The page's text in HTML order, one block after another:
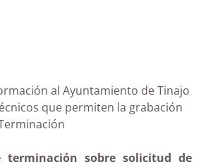
al Ayuntamiento de Tinajo
que permiten la grabación
|Terminación
terminación sobre solicitud de